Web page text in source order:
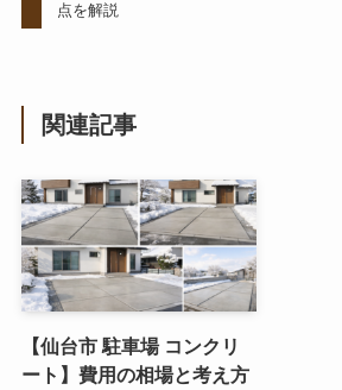
点を解説
関連記事
【仙台市 駐車場 コンクリ
ート】費用の相場と考え方